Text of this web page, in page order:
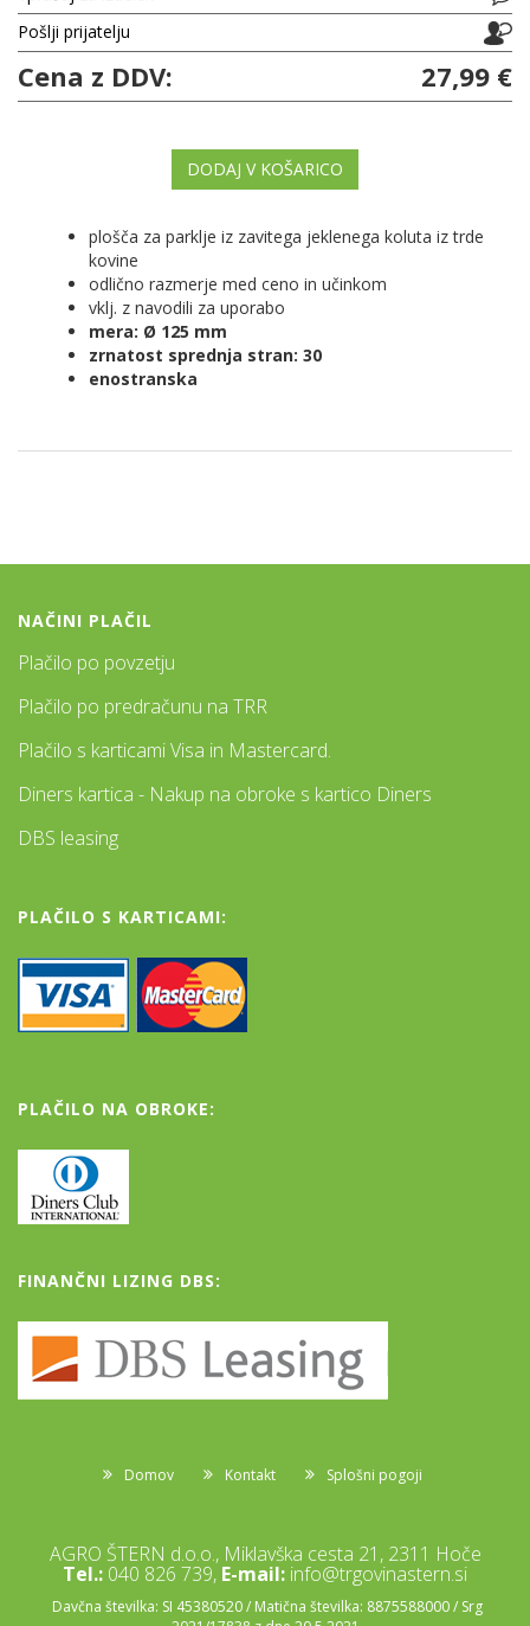
Pošlji prijatelju
Cena z DDV: 27,99 €
DODAJ V KOŠARICO
plošča za parklje iz zavitega jeklenega koluta iz trde
kovine
odlično razmerje med ceno in učinkom
vklj. z navodili za uporabo
mera: Ø 125 mm
zrnatost sprednja stran: 30
enostranska
NAČINI PLAČIL
Plačilo po povzetju
Plačilo po predračunu na TRR
Plačilo s karticami Visa in Mastercard.
Diners kartica - Nakup na obroke s kartico Diners
DBS leasing
PLAČILO S KARTICAMI:
PLAČILO NA OBROKE:
FINANČNI LIZING DBS:
Domov Kontakt Splošni pogoji
AGRO ŠTERN d.o.o., Miklavška cesta 21, 2311 Hoče
Tel.: 040 826 739, E-mail: info@trgovinastern.si
Davčna številka: SI 45380520 / Matična številka: 8875588000 / Srg